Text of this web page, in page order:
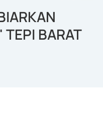
TEPI BARAT